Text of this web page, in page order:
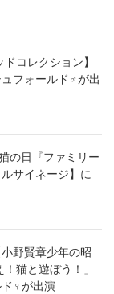
コレクション】
フォールド♂が出
の日『ファミリー
サイネージ】に
野賢章少年の昭
猫と遊ぼう！」
ド♀が出演